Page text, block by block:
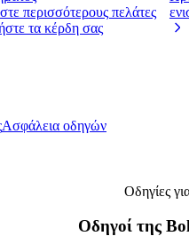
περισσότερους πελάτες
τα κέρδη σας
Ασφάλεια οδηγών
Οδηγίες
Οδηγοί της